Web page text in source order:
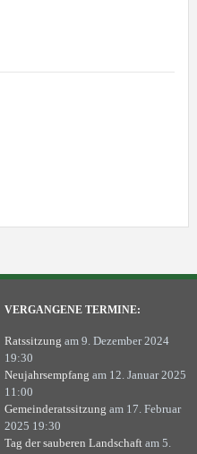
VERGANGENE TERMINE:
Ratssitzung am 9. Dezember 2024
19:30
Neujahrsempfang am 12. Januar 2025
11:00
Gemeinderatssitzung am 17. Februar
2025 19:30
Tag der sauberen Landschaftam 5.